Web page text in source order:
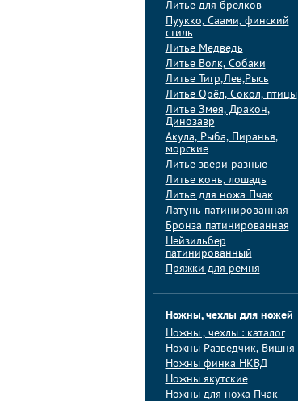
Литье для брелков
Пуукко, Саами, финский
стиль
Литье Медведь
Литье Волк, Собаки
Литье Тигр,Лев,Рысь
Литье Орёл, Сокол, птицы
Литье Змея, Дракон,
Динозавр
Акула, Рыба, Пиранья,
морские
Литье звери разные
Литье конь, лошадь
Литье для ножа Пчак
Латунь патинированная
Бронза патинированная
Нейзильбер
патинированный
Пряжки для ремня
Ножны, чехлы для ножей
Ножны , чехлы : каталог
Ножны Разведчик, Вишня
Ножны финка НКВД
Ножны якутские
Ножны для ножа Пчак